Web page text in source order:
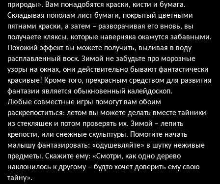
природы». Вам понадобятся краски, кисти и бумага.
Складывая пополам лист бумаги, покрытый цветными
пятнами краски, а затем – разворачивая его вновь, вы
получаете кляксы, которые наверняка окажутся забавными.
Похожий эффект вы можете получить, выливая в воду
расплавленный воск. Зимой не забудьте про морозные
узоры на окнах, они действительно бывают фантастически
красивые! Кроме того, прекрасным средством для развития
фантазии является обыкновенный калейдоскоп.
Любые совместные игры помогут вам обоим
раскрепоститься: летом вы можете делать вместе тайники
из стекляшек и потом проверять их. Зимой – лепить
крепости, или снежные скульптуры. Помогите начать
малышу фантазировать: «одушевляйте» в шутку неживые
предметы. Скажите ему: «Смотри, как одно дерево
наклонилось к другому – будто хочет доверить ему свою
тайну».